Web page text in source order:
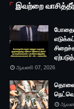
இவற்றை
ஆவணி 07, 2026